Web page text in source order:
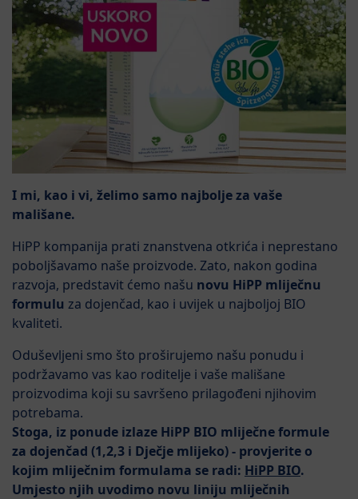
I mi, kao i vi, želimo samo najbolje za vaše
mališane.
HiPP kompanija prati znanstvena otkrića i neprestano
poboljšavamo naše proizvode. Zato, nakon godina
razvoja, predstavit ćemo našu novu HiPP mliječnu
formulu za dojenčad, kao i uvijek u najboljoj BIO
kvaliteti.
Oduševljeni smo što proširujemo našu ponudu i
podržavamo vas kao roditelje i vaše mališane
proizvodima koji su savršeno prilagođeni njihovim
potrebama.
Stoga, iz ponude izlaze HiPP BIO mliječne formule
za dojenčad (1,2,3 i Dječje mlijeko) - provjerite o
kojim mliječnim formulama se radi: HiPP BIO.
Umjesto njih uvodimo novu liniju mliječnih